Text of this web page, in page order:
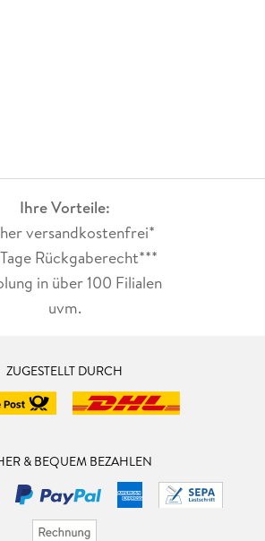
Ihre Vorteile:
versandkostenfrei*
Rückgaberecht***
in über 100 Filialen
uvm.
ZUGESTELLT DURCH
& BEQUEM BEZAHLEN